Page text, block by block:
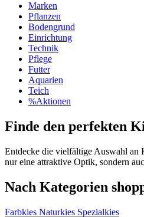
Marken
Pflanzen
Bodengrund
Einrichtung
Technik
Pflege
Futter
Aquarien
Teich
%Aktionen
Finde den perfekten
Entdecke die vielfältige Auswahl an
nur eine attraktive Optik, sondern
Nach Kategorien
Farbkies Naturkies Spezialkies